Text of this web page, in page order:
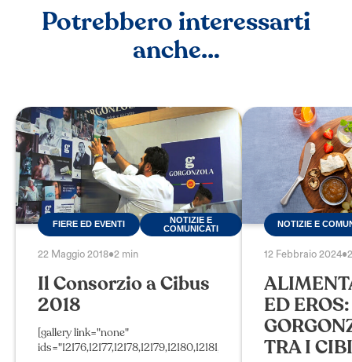
Potrebbero interessarti
anche…
FIERE ED EVENTI
NOTIZIE E
COMUNICATI
22 Maggio 2018•2 min
Il Consorzio a Cibus
2018
[gallery link="none"
NOTIZIE E
12 Febbraio 2024•
ED
TRA I